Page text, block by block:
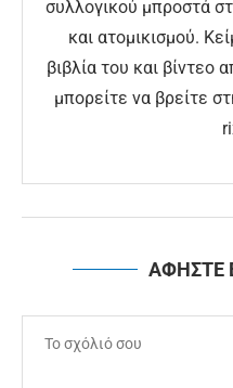
συλλογικού μπροστά
και ατομικισμού.
βιβλία του και βίντεο
μπορείτε να βρείτε
ΑΦΗΣΤΕ